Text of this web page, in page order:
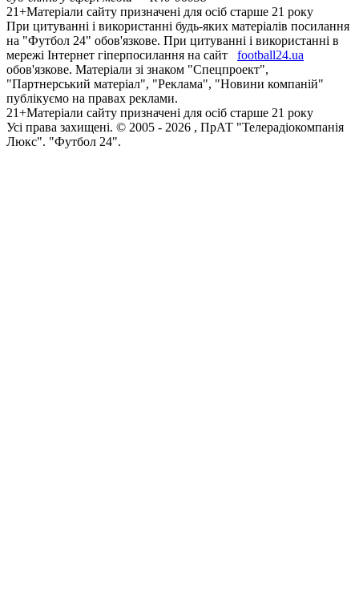
21+Матеріали сайту призначені для осіб старше 21 року
При цитуванні і використанні будь-яких матеріалів посилання
на "Футбол 24" обов'язкове. При цитуванні і використанні в
мережі Інтернет гіперпосилання на сайт
football24.ua
обов'язкове. Матеріали зі знаком "Спецпроект",
"Партнерський матеріал", "Реклама", "Новини компаній"
публікуємо на правах реклами.
21+Матеріали сайту призначені для осіб старше 21 року
Усi права захищенi. © 2005 - 2026 , ПрАТ "Телерадіокомпанія
Люкс". "Футбол 24".